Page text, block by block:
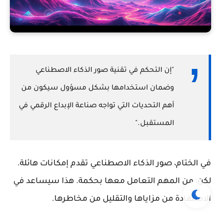
"إن التحكم في تقنية صور الذكاء الاصطناعي
وضمان استخدامها بشكل مسؤول سيكون من
أهم التحديات التي تواجه صناعة الإبداع الرقمي في
المستقبل."
في الختام، صور الذكاء الاصطناعي تقدم إمكانات هائلة.
لكن، من المهم التعامل معها بحكمة. هذا سيساعد في
الاستفادة من مزاياها والتقليل من مخاطرها.